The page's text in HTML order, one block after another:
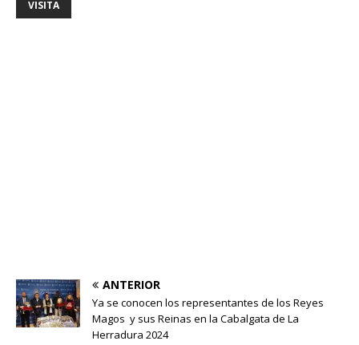
VISITA
ANTERIOR
Ya se conocen los representantes de los Reyes
Magos y sus Reinas en la Cabalgata de La
Herradura 2024